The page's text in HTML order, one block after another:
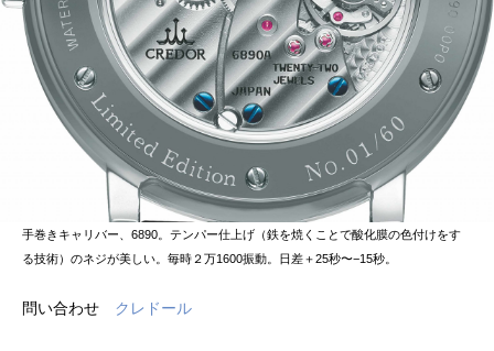
手巻きキャリバー、6890。テンパー仕上げ（鉄を焼くことで酸化膜の色付けをす
る技術）のネジが美しい。毎時２万1600振動。日差＋25秒〜−15秒。
問い合わせ クレドール